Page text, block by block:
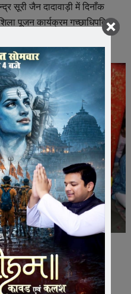
सूरी जैन दादावाड़ी में दिनाँक
पूजन कार्यक्रम गच्छाधिपति